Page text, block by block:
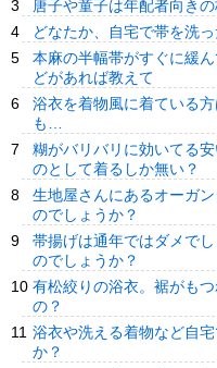
唐子や童子は年配者向き
どなたか、自宅で帯を洗
本麻の半幅帯がすぐに緩
どがあれば教えて
浴衣を着物風に着ている
も…
糊がバリバリに効いてる
のとして着るしか無い？
生地屋さんにあるオーガ
のでしょうか？
帯揚げは通年ではダメで
のでしょうか？
有松絞りの浴衣。裾がも
の？
浴衣や洗える着物など自
か？